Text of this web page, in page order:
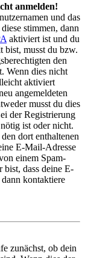
anmelden!
und das
stimmen, dann
aktiviert ist und du
bist, musst du bzw.
den
Wenn dies nicht
aktiviert
angemeldeten
musst du dies
der Registrierung
ist oder nicht.
dort enthaltenen
E-Mail-Adresse
einem Spam-
dass deine E-
kontaktiere
zunächst, ob dein